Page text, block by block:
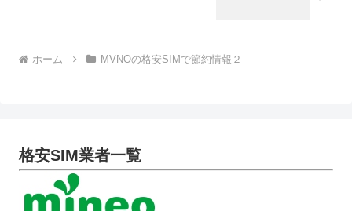
ホーム MVNOの格安SIMで節約情報２
格安SIM業者一覧